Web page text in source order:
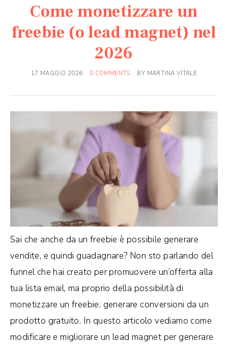
Come monetizzare un
freebie (o lead magnet) nel
2026
17 MAGGIO 2026 0 COMMENTS BY MARTINA VITALE
Sai che anche da un freebie è possibile generare
vendite, e quindi guadagnare? Non sto parlando del
funnel che hai creato per promuovere un’offerta alla
tua lista email, ma proprio della possibilità di
monetizzare un freebie: generare conversioni da un
prodotto gratuito. In questo articolo vediamo come
modificare e migliorare un lead magnet per generare